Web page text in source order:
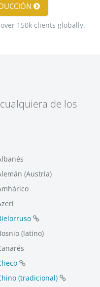
150k clients globally.
de los
(Austria)
(latino)
(tradicional)